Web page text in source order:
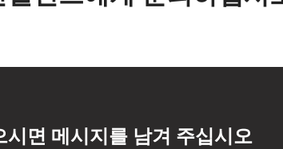
시면 메시지를 남겨 주십시오